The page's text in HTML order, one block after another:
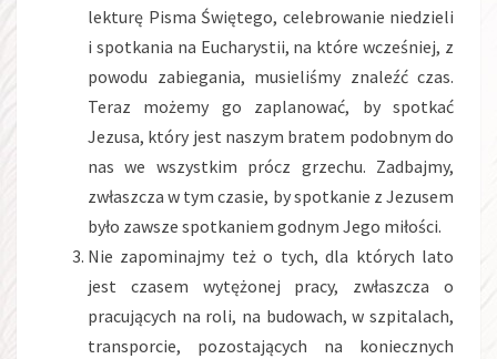
lekturę Pisma Świętego, celebrowanie niedzieli
i spotkania na Eucharystii, na które wcześniej, z
powodu zabiegania, musieliśmy znaleźć czas.
Teraz możemy go zaplanować, by spotkać
Jezusa, który jest naszym bratem podobnym do
nas we wszystkim prócz grzechu. Zadbajmy,
zwłaszcza w tym czasie, by spotkanie z Jezusem
było zawsze spotkaniem godnym Jego miłości.
Nie zapominajmy też o tych, dla których lato
jest czasem wytężonej pracy, zwłaszcza o
pracujących na roli, na budowach, w szpitalach,
transporcie, pozostających na koniecznych